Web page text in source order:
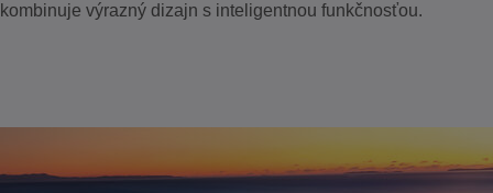
kombinuje výrazný dizajn s inteligentnou funkčnosťou.